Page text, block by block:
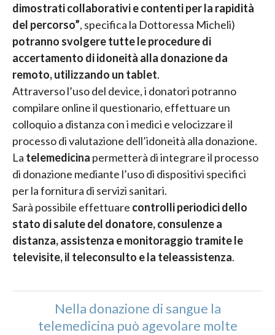
dimostrati collaborativi e contenti per la rapidità
del percorso”, specifica la Dottoressa Micheli)
potranno svolgere tutte le procedure di
accertamento di idoneità alla donazione da
remoto, utilizzando un tablet.
Attraverso l’uso del device, i donatori potranno
compilare online il questionario, effettuare un
colloquio a distanza con i medici e velocizzare il
processo di valutazione dell’idoneità alla donazione.
La telemedicina permetterà di integrare il processo
di donazione mediante l’uso di dispositivi specifici
per la fornitura di servizi sanitari.
Sarà possibile effettuare controlli periodici dello
stato di salute del donatore, consulenze a
distanza, assistenza e monitoraggio tramite le
televisite, il teleconsulto e la teleassistenza.
Nella donazione di sangue la
telemedicina può agevolare molte